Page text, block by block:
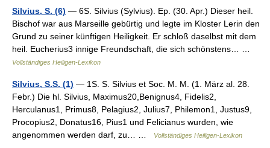
Silvius, S. (6) — 6S. Silvius (Sylvius). Ep. (30. Apr.) Dieser heil.
Bischof war aus Marseille gebürtig und legte im Kloster Lerin den
Grund zu seiner künftigen Heiligkeit. Er schloß daselbst mit dem
heil. Eucherius3 innige Freundschaft, die sich schönstens… …
Vollständiges Heiligen-Lexikon
Silvius, S.S. (1) — 1S. S. Silvius et Soc. M. M. (1. März al. 28.
Febr.) Die hl. Silvius, Maximus20,Benignus4, Fidelis2,
Herculanus1, Primus8, Pelagius2, Julius7, Philemon1, Justus9,
Procopius2, Donatus16, Pius1 und Felicianus wurden, wie
angenommen werden darf, zu… …
Vollständiges Heiligen-Lexikon